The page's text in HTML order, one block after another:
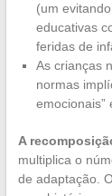
(um
educativas
feridas de
As crianças
normas
emocionais”
A
multiplica o
de adaptação.